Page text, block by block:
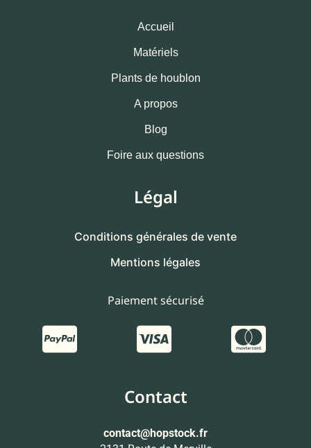
Accueil
Matériels
Plants de houblon
A propos
Blog
Foire aux questions
Légal
Conditions générales de vente
Mentions légales
Paiement sécurisé
Contact
contact@hopstock.fr